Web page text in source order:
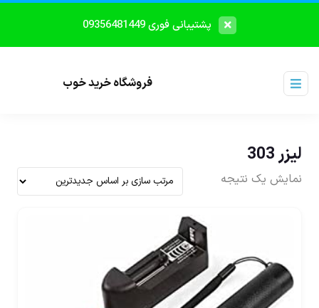
پشتیبانی فوری 09356481449
فروشگاه خرید خوب
لیزر 303
نمایش یک نتیجه